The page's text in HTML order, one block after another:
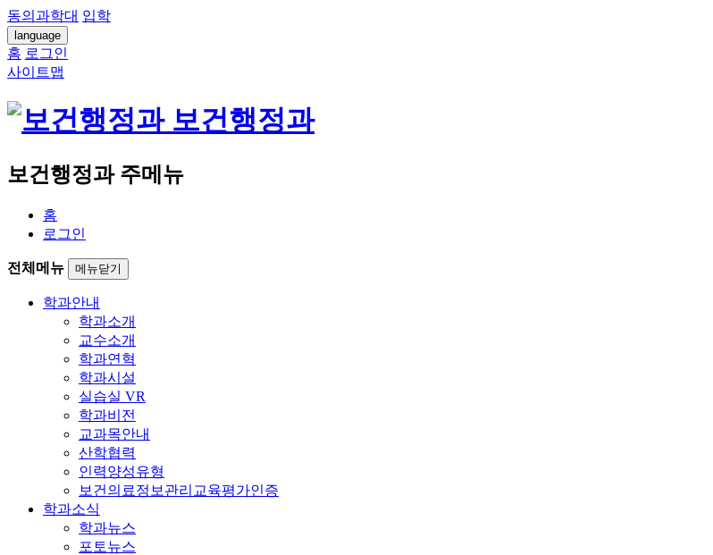
동의과학대 입학
language
홈 로그인
사이트맵
보건행정과
보건행정과 주메뉴
홈
로그인
전체메뉴 메뉴닫기
학과안내
학과소개
교수소개
학과연혁
학과시설
실습실 VR
학과비전
교과목안내
산학협력
인력양성유형
보건의료정보관리교육평가인증
학과소식
학과뉴스
포토뉴스